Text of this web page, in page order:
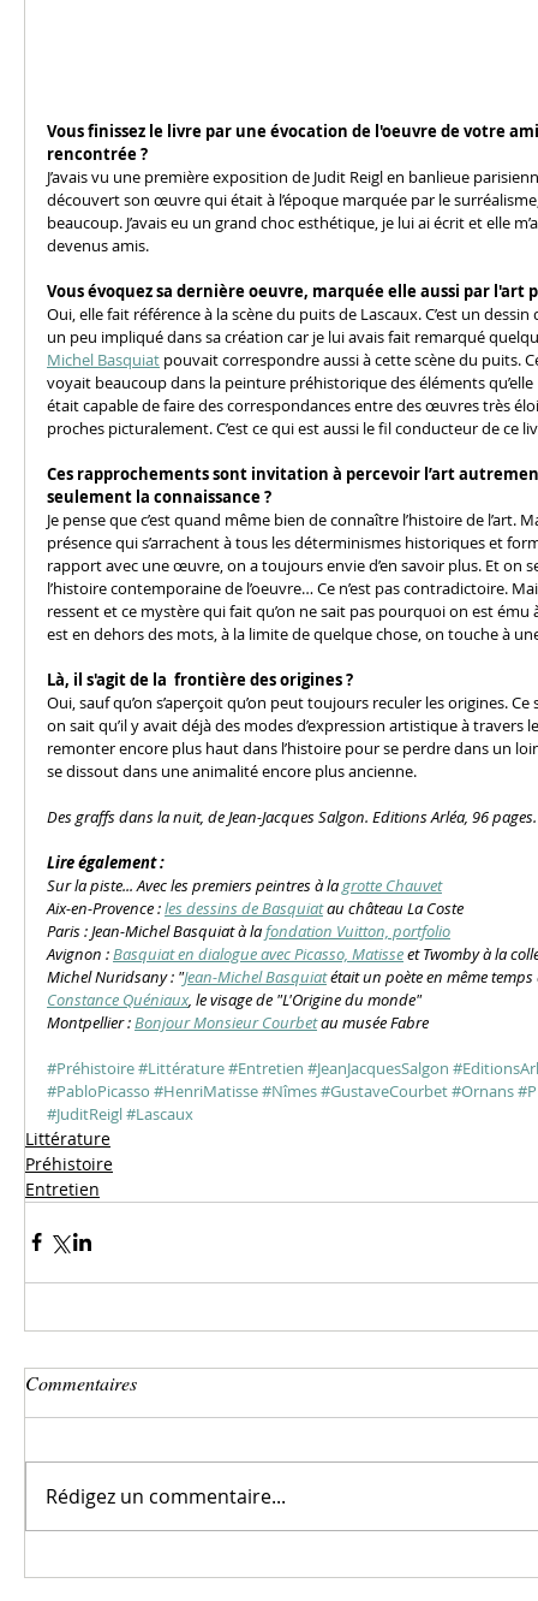
Vous finissez le livre par une évocation de l'oeuvre de votre
rencontrée ?
J’avais vu une première exposition de Judit Reigl en banlieue
découvert son œuvre qui était à l’époque marquée par le
beaucoup. J’avais eu un grand choc esthétique, je lui ai écrit et elle
devenus amis.
Vous évoquez sa dernière oeuvre, marquée elle aussi par l'art
Oui, elle fait référence à la scène du puits de Lascaux. C’est un dessin
un peu impliqué dans sa création car je lui avais fait remarqué
Michel Basquiat pouvait correspondre aussi à cette scène du puits.
voyait beaucoup dans la peinture préhistorique des éléments
était capable de faire des correspondances entre des œuvres très
proches picturalement. C’est ce qui est aussi le fil conducteur de ce
Ces rapprochements sont invitation à percevoir l’art
seulement la connaissance ?
Je pense que c’est quand même bien de connaître l’histoire de
présence qui s’arrachent à tous les déterminismes historiques et
rapport avec une œuvre, on a toujours envie d’en savoir plus. Et on
l’histoire contemporaine de l’oeuvre… Ce n’est pas contradictoire.
ressent et ce mystère qui fait qu’on ne sait pas pourquoi on est
est en dehors des mots, à la limite de quelque chose, on touche à
Là, il s'agit de la  frontière des origines ?
Oui, sauf qu’on s’aperçoit qu’on peut toujours reculer les origines.
on sait qu’il y avait déjà des modes d’expression artistique à
remonter encore plus haut dans l’histoire pour se perdre dans un
se dissout dans une animalité encore plus ancienne.
Des graffs dans la nuit, de Jean-Jacques Salgon. Editions Arléa, 96
Lire également :
Sur la piste... Avec les premiers peintres à la grotte Chauvet
Aix-en-Provence : les dessins de Basquiat au château La Coste
Paris : Jean-Michel Basquiat à la fondation Vuitton, portfolio
Avignon : Basquiat en dialogue avec Picasso, Matisse et Twomby à la
Michel Nuridsany : "Jean-Michel Basquiat était un poète en même
Constance Quéniaux, le visage de "L'Origine du monde"
Montpellier : Bonjour Monsieur Courbet au musée Fabre
#Préhistoire#Littérature#Entretien #JeanJacquesSalgon
#PabloPicasso #HenriMatisse#Nîmes#GustaveCourbet#Ornans
#JuditReigl#Lascaux
Littérature
Préhistoire
Entretien
Commentaires
Rédigez un commentaire...